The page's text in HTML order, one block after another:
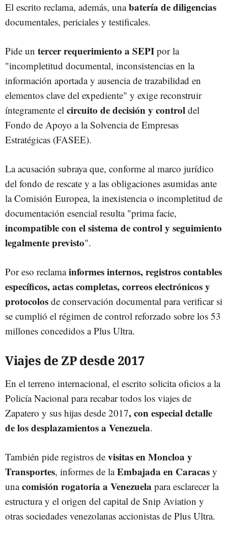
El escrito reclama, además, unabatería de diligencias
documentales, periciales y testificales.
Pide un tercer requerimiento a SEPI por la
"incompletitud documental, inconsistencias en la
información aportada y ausencia de trazabilidad en
elementos clave del expediente" y exige reconstruir
íntegramente el circuito de decisión y control del
Fondo de Apoyo a la Solvencia de Empresas
Estratégicas (FASEE).
La acusación subraya que, conforme al marco jurídico
del fondo de rescate y a las obligaciones asumidas ante
la Comisión Europea, la inexistencia o incompletitud de
documentación esencial resulta "prima facie,
incompatible con el sistema de control y seguimiento
legalmente previsto".
Por eso reclamainformes internos, registros contables
específicos, actas completas, correos electrónicos y
protocolos de conservación documental para verificar si
se cumplió el régimen de control reforzado sobre los 53
millones concedidos a Plus Ultra.
Viajes de ZP desde 2017
En el terreno internacional, el escrito solicita oficios a la
Policía Nacional para recabar todos los viajes de
Zapatero y sus hijas desde 2017, con especial detalle
de los desplazamientos a Venezuela.
También pide registros de visitas en Moncloa y
Transportes, informes de laEmbajada en Caracas y
unacomisión rogatoria a Venezuela para esclarecer la
estructura y el origen del capital de Snip Aviation y
otras sociedades venezolanas accionistas de Plus Ultra.